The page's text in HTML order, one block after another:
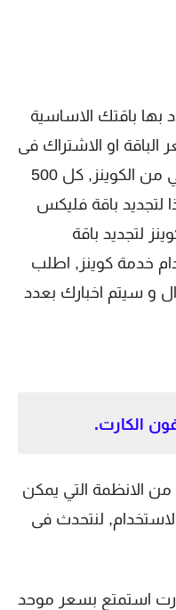
بها باقتك الاساسية
او الاشتراك فى
باقة اكسترا بعد تجميع عدد كافي من الكوينز, كل 500
= 1 جنية , اذا لتجديد باقة فليكس
25*500 = 12,500 كوينز لتجديد باقة
خدمة كوينز, اطلب
و سيتم اخبارك بعدد
الكارت.
الانظمة التي يمكن
لنتحدث فى
استمتع بسعر موحد